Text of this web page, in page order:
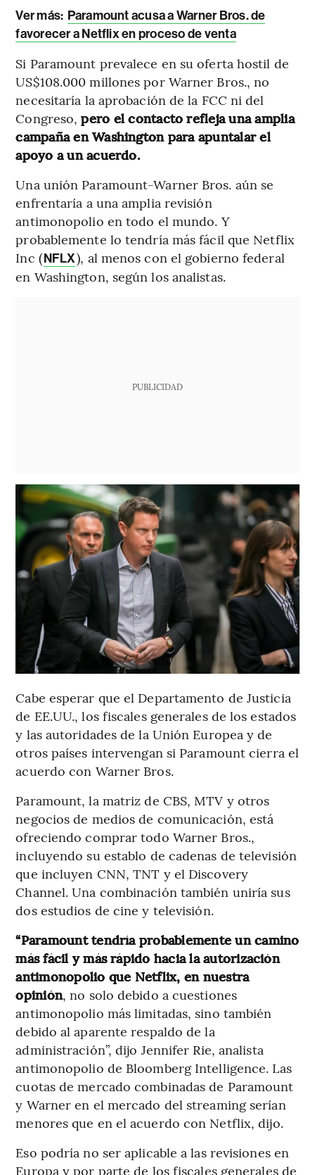
Ver más: Paramount acusa a Warner Bros. de
favorecer a Netflix en proceso de venta
Si Paramount prevalece en su oferta hostil de
US$108.000 millones por Warner Bros., no
necesitaría la aprobación de la FCC ni del
Congreso,pero el contacto refleja una amplia
campaña en Washington para apuntalar el
apoyo a un acuerdo.
Una unión Paramount-Warner Bros. aún se
enfrentaría a una amplia revisión
antimonopolio en todo el mundo. Y
probablemente lo tendría más fácil que Netflix
Inc (NFLX), al menos con el gobierno federal
en Washington, según los analistas.
PUBLICIDAD
Cabe esperar que el Departamento de Justicia
de EE.UU., los fiscales generales de los estados
y las autoridades de la Unión Europea y de
otros países intervengan si Paramount cierra el
acuerdo con Warner Bros.
Paramount, la matriz de CBS, MTV y otros
negocios de medios de comunicación, está
ofreciendo comprar todo Warner Bros.,
incluyendo su establo de cadenas de televisión
que incluyen CNN, TNT y el Discovery
Channel. Una combinación también uniría sus
dos estudios de cine y televisión.
“Paramount tendría probablemente un camino
más fácil y más rápido hacia la autorización
antimonopolio que Netflix, en nuestra
opinión, no solo debido a cuestiones
antimonopolio más limitadas, sino también
debido al aparente respaldo de la
administración”, dijo Jennifer Rie, analista
antimonopolio de Bloomberg Intelligence. Las
cuotas de mercado combinadas de Paramount
y Warner en el mercado del streaming serían
menores que en el acuerdo con Netflix, dijo.
Eso podría no ser aplicable a las revisiones en
Europa y por parte de los fiscales generales de